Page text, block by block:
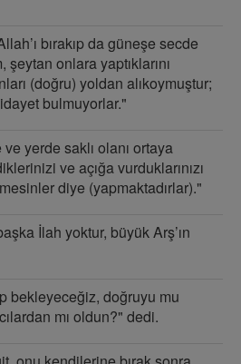
bırakıp da güneşe secde
onlara yaptıklarını
(doğru) yoldan alıkoymuştur;
bulmuyorlar."
yerde saklı olanı ortaya
ve açığa vurduklarınızı
diye (yapmaktadırlar)."
İlah yoktur, büyük Arş’ın
bekleyeceğiz, doğruyu mu
mı oldun?" dedi.